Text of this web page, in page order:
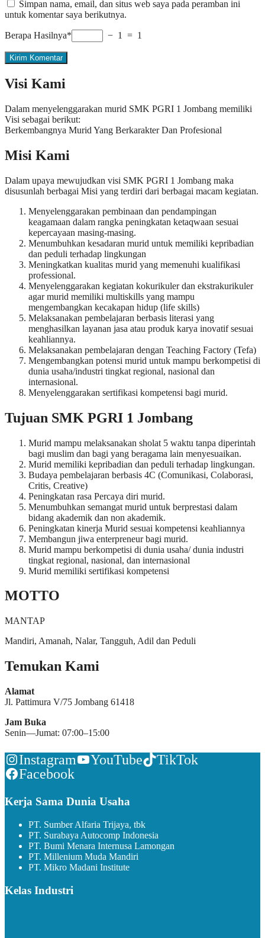
Simpan nama, email, dan situs web saya pada peramban ini
untuk komentar saya berikutnya.
Berapa Hasilnya* − 1 = 1
Visi Kami
Dalam menyelenggarakan murid SMK PGRI 1 Jombang memiliki
Visi sebagai berikut:
Berkembangnya Murid Yang Berkarakter Dan Profesional
Misi Kami
Dalam upaya mewujudkan visi SMK PGRI 1 Jombang maka
disusunlah berbagai Misi yang terdiri dari berbagai macam kegiatan.
Menyelenggarakan pembinaan dan pendampingan
keagamaan dalam rangka peningkatan ketaqwaan sesuai
kepercayaan masing-masing.
Menumbuhkan kesadaran murid untuk memiliki kepribadian
dan peduli terhadap lingkungan
Meningkatkan kualitas murid yang memenuhi kualifikasi
professional.
Menyelenggarakan kegiatan kokurikuler dan ekstrakurikuler
agar murid memiliki multiskills yang mampu
mengembangkan kecakapan hidup (life skills)
Melaksanakan pembelajaran berbasis literasi yang
menghasilkan layanan jasa atau produk karya inovatif sesuai
keahliannya.
Melaksanakan pembelajaran dengan Teaching Factory (Tefa)
Mengembangkan potensi murid untuk mampu berkompetisi di
dunia usaha/industri tingkat regional, nasional dan
internasional.
Menyelenggarakan sertifikasi kompetensi bagi murid.
Tujuan SMK PGRI 1 Jombang
Murid mampu melaksanakan sholat 5 waktu tanpa diperintah
bagi muslim dan bagi yang beragama lain menyesuaikan.
Murid memiliki kepribadian dan peduli terhadap lingkungan.
Budaya pembelajaran berbasis 4C (Comunikasi, Colaborasi,
Critis, Creative)
Peningkatan rasa Percaya diri murid.
Menumbuhkan semangat murid untuk berprestasi dalam
bidang akademik dan non akademik.
Peningkatan kinerja Murid sesuai kompetensi keahliannya
Membangun jiwa enterpreneur bagi murid.
Murid mampu berkompetisi di dunia usaha/ dunia industri
tingkat regional, nasional, dan internasional
Murid memiliki sertifikasi kompetensi
MOTTO
MANTAP
Mandiri, Amanah, Nalar, Tangguh, Adil dan Peduli
Temukan Kami
Alamat
Jl. Pattimura V/75 Jombang 61418
Jam Buka
Senin—Jumat: 07:00–15:00
Instagram YouTube
TikTok
Facebook
Kerja Sama Dunia Usaha
PT. Sumber Alfaria Trijaya, tbk
PT. Surabaya Autocomp Indonesia
PT. Bumi Menara Internusa Lamongan
PT. Millenium Muda Mandiri
PT. Mikro Madani Institute
Kelas Industri